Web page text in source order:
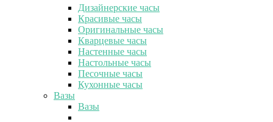
Дизайнерские часы
Красивые часы
Оригинальные часы
Кварцевые часы
Настенные часы
Настольные часы
Песочные часы
Кухонные часы
Вазы
Вазы